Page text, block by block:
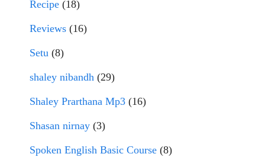
Recipe (18)
Reviews (16)
Setu (8)
shaley nibandh (29)
Shaley Prarthana Mp3 (16)
Shasan nirnay (3)
Spoken English Basic Course (8)